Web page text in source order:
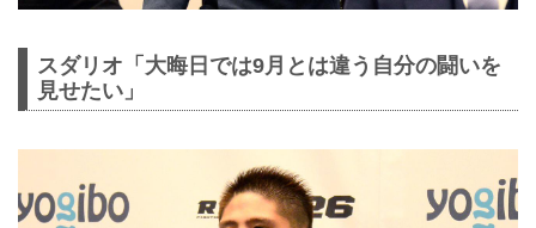
スダリオ「大晦日では9月とは違う自分の闘いを
見せたい」